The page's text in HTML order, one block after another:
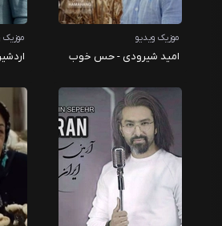
موزیک ویدیو
امید شیرودی - حس خوب
موزیک